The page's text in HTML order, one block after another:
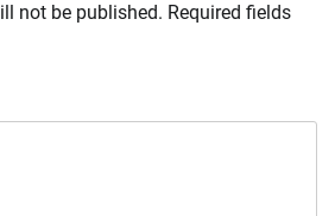
not be published. Required fields